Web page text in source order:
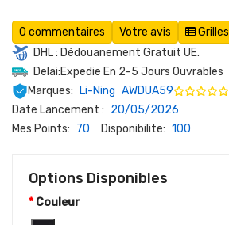
0 commentaires Votre avis
Grilles
DHL : Dédouanement Gratuit UE.
Delai:Expedie En 2-5 Jours Ouvrables
Marques:
Li-Ning AWDUA59
Date Lancement : 20/05/2026
Mes Points: 70 Disponibilite: 100
Options Disponibles
Couleur